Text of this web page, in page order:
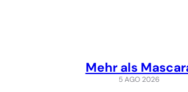
Mehr als
5 AGO 2026